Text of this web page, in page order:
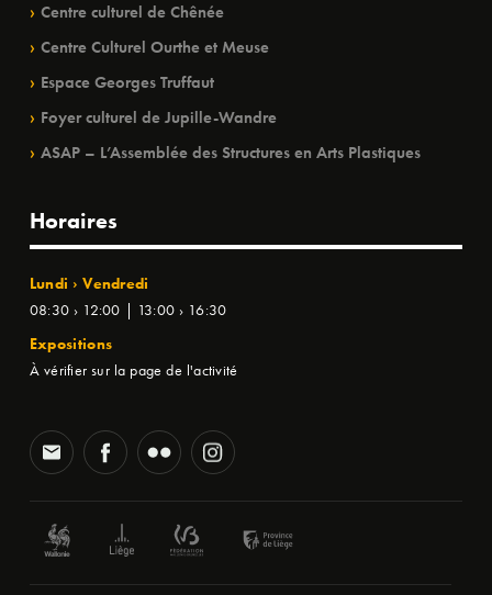
Centre culturel de Chênée
Centre Culturel Ourthe et Meuse
Espace Georges Truffaut
Foyer culturel de Jupille-Wandre
ASAP – L’Assemblée des Structures en Arts Plastiques
Horaires
Lundi › Vendredi
08:30 › 12:00 | 13:00 › 16:30
Expositions
À vérifier sur la page de l'activité